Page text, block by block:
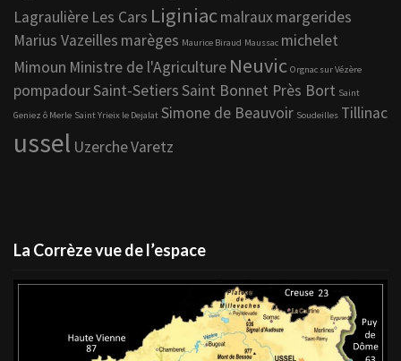
Lagraulière Les Cars Liginiacmalrauxmargerides
Marius Vazeilles marèges Maurice Biraud Maussac michelet
Mimoun Ministre de l'Agriculture Neuvic Orgnac sur Vézère
pompadourSaint-SetiersSaint Bonnet Près Bort Saint
Geniez ô Merle Saint Yrieix le Dejalat Simone de Beauvoir Soudeilles Tillinac
ussel UzercheVaretz
La Corrèze vue de l’espace